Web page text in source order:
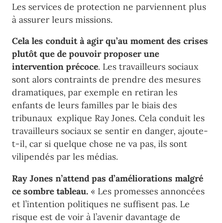
Les services de protection ne parviennent plus
à assurer leurs missions.
Cela les conduit à agir qu’au moment des crises
plutôt que de pouvoir proposer une
intervention précoce. Les travailleurs sociaux
sont alors contraints de prendre des mesures
dramatiques, par exemple en retiran les
enfants de leurs familles par le biais des
tribunaux explique Ray Jones. Cela conduit les
travailleurs sociaux se sentir en danger, ajoute-
t-il, car si quelque chose ne va pas, ils sont
vilipendés par les médias.
Ray Jones n’attend pas d’améliorations malgré
ce sombre tableau. « Les promesses annoncées
et l’intention politiques ne suffisent pas. Le
risque est de voir à l’avenir davantage de